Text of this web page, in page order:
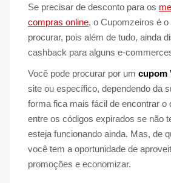
Se precisar de desconto para os
compras online, o Cupomzeiros é
procurar, pois além de tudo, ainda
cashback para alguns e-
Você pode procurar por um cupom
site ou específico, dependendo da
forma fica mais fácil de encontrar o
entre os códigos expirados se não
esteja funcionando ainda. Mas, de
você tem a oportunidade de
promoções e economizar.